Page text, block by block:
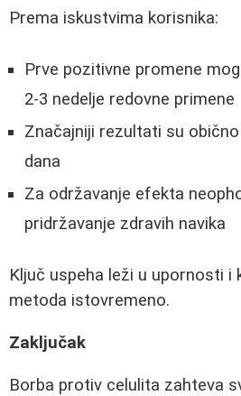
Prema iskustvima korisnika:
Prve pozitivne promene
2-3 nedelje redovne primene
Značajniji rezultati su
dana
Za održavanje efekta
pridržavanje zdravih navika
Ključ uspeha leži u upornosti i
metoda istovremeno.
Zaključak
Borba protiv celulita zahteva